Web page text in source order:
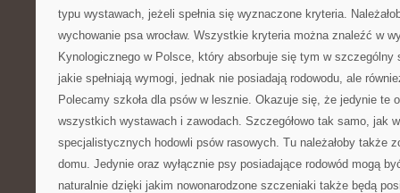
typu wystawach, jeżeli spełnia się wyznaczone kryteria.
wychowanie psa wrocław. Wszystkie kryteria można znaleźć w
Kynologicznego w Polsce, który absorbuje się tym w szczególny
jakie spełniają wymogi, jednak nie posiadają rodowodu, ale
Polecamy szkoła dla psów w lesznie. Okazuje się, że jedynie te
wszystkich wystawach i zawodach. Szczegółowo tak samo, jak
specjalistycznych hodowli psów rasowych. Tu należałoby także
domu. Jedynie oraz wyłącznie psy posiadające rodowód mogą
naturalnie dzięki jakim nowonarodzone szczeniaki także będą